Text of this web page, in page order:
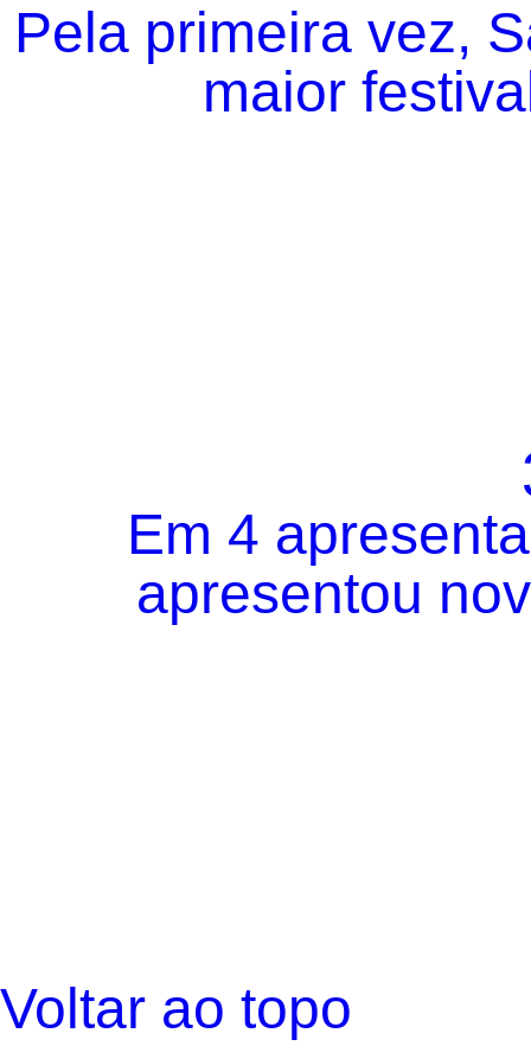
Pela primeira vez,
maior
Em 4
apresentou
Voltar ao topo